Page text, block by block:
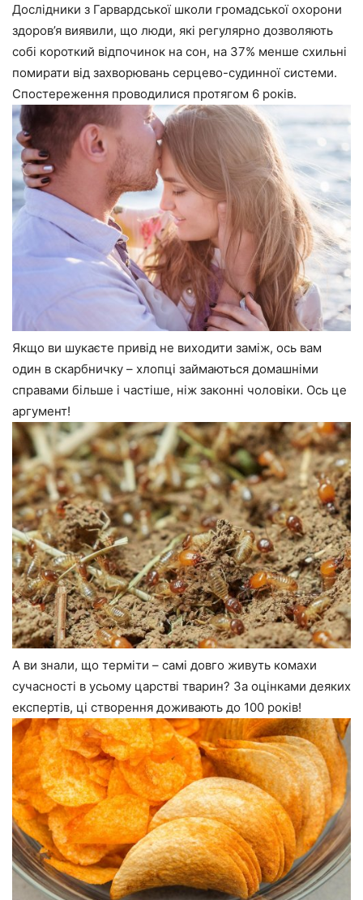
Дослідники з Гарвардської школи громадської охорони
здоров’я виявили, що люди, які регулярно дозволяють
собі короткий відпочинок на сон, на 37% менше схильні
помирати від захворювань серцево-судинної системи.
Спостереження проводилися протягом 6 років.
Якщо ви шукаєте привід не виходити заміж, ось вам
один в скарбничку – хлопці займаються домашніми
справами більше і частіше, ніж законні чоловіки. Ось це
аргумент!
А ви знали, що терміти – самі довго живуть комахи
сучасності в усьому царстві тварин? За оцінками деяких
експертів, ці створення доживають до 100 років!